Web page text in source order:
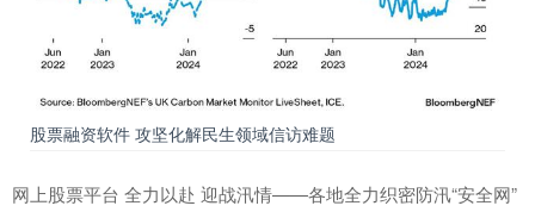
股票融资软件 攻坚化解民生领域信访难题
网上股票平台 全力以赴 迎战汛情——各地全力织密防汛“安全网”